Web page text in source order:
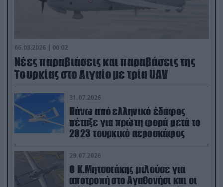
06.08.2026 | 00:02
Νέες παραβιάσεις και παραβάσεις της
Τουρκίας στο Αιγαίο με τρία UAV
31.07.2026
Πάνω από ελληνικό έδαφος
πέταξε για πρώτη φορά μετά το
2023 τουρκικό αεροσκάφος
29.07.2026
Ο Κ.Μητσοτάκης μιλούσε για
αποτροπή στο Αγαθονήσι και οι